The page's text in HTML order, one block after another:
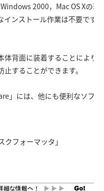
2000，Mac OS Xの環
インストール作業は不要です
体背面に装着することにより
することができます。
」には、他にも便利なソフ
フォーマッタ」